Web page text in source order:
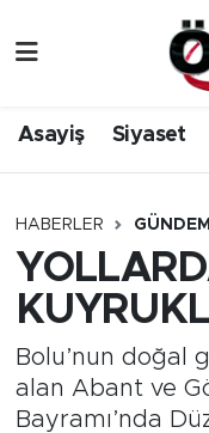
Asayiş Siyaset
HABERLER GÜNDEM
Bolu’nun doğal
alan Abant ve
Bayramı’nda
Gündem
Sağlık & Çevre
Spor
Yerel Haber
Düzce
Düzce Hava
Düzce
Düzce Trafik
Süper Lig
Tüm